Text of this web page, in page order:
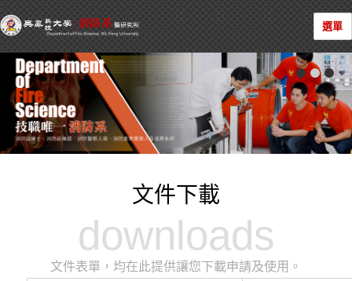
選單
文件下載
downloads
文件表單，均在此提供讓您下載申請及使用。